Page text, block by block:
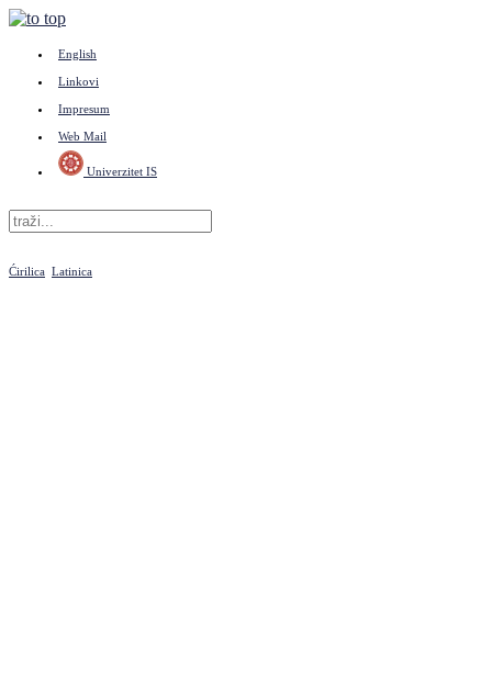
English
Linkovi
Impresum
Web Mail
Univerzitet IS
Ćirilica Latinica